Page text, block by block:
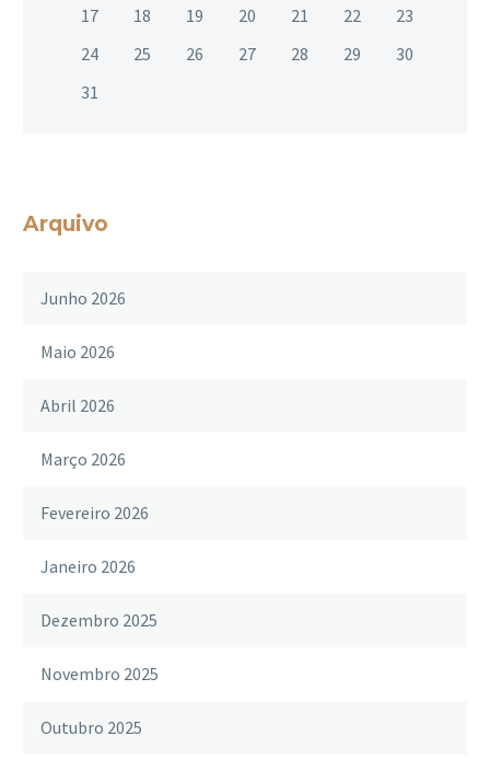
17
18 19 20 21 22
23
24
25 26 27 28 29
30
31
Arquivo
Junho 2026
Maio 2026
Abril 2026
Março 2026
Fevereiro 2026
Janeiro 2026
Dezembro 2025
Novembro 2025
Outubro 2025